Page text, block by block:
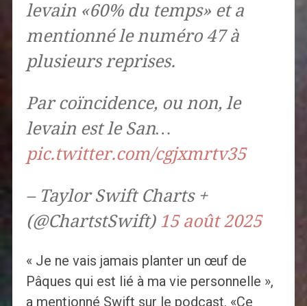
levain «60% du temps» et a
mentionné le numéro 47 à
plusieurs reprises.
Par coïncidence, ou non, le
levain est le San…
pic.twitter.com/cgjxmrtv35
– Taylor Swift Charts +
(@ChartstSwift) 15 août 2025
« Je ne vais jamais planter un œuf de
Pâques qui est lié à ma vie personnelle »,
a mentionné Swift sur le podcast. «Ce